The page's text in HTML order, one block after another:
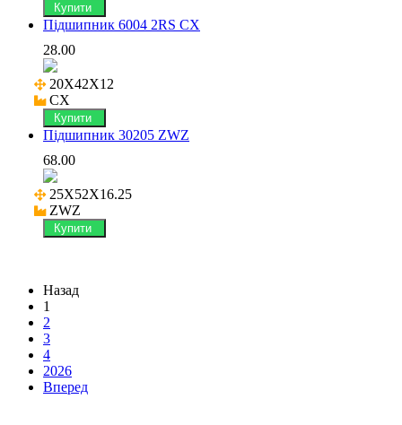
Купити
Підшипник 6004 2RS CX
28.00
20X42X12
CX
Купити
Підшипник 30205 ZWZ
68.00
25X52X16.25
ZWZ
Купити
Назад
1
2
3
4
2026
Вперед